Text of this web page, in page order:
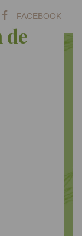
FACEBOOK
de